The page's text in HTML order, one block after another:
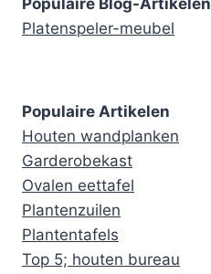
Populaire Blog-Artikelen
Platenspeler-meubel
Populaire Artikelen
Houten wandplanken
Garderobekast
Ovalen eettafel
Plantenzuilen
Plantentafels
Top 5; houten bureau